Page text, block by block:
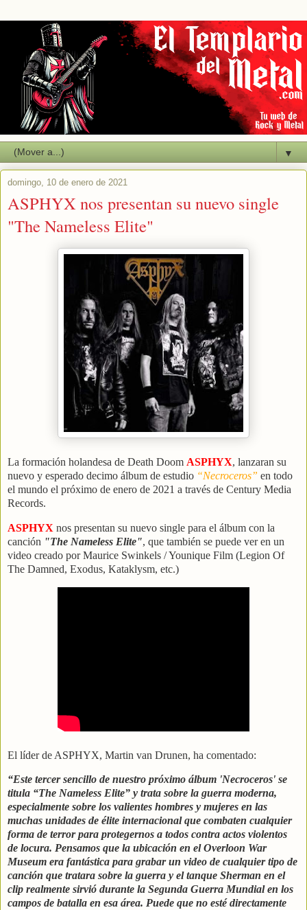
▼
domingo, 10 de enero de 2021
ASPHYX nos presentan su nuevo single
"The Nameless Elite"
La formación holandesa de Death Doom ASPHYX, lanzaran su
nuevo y esperado decimo álbum de estudio “Necroceros” en todo
el mundo el próximo de enero de 2021 a través de Century Media
Records.
ASPHYX nos presentan su nuevo single para el álbum con la
canción "The Nameless Elite", que también se puede ver en un
video creado por Maurice Swinkels / Younique Film (Legion Of
The Damned, Exodus, Kataklysm, etc.)
El líder de ASPHYX, Martin van Drunen, ha comentado:
“Este tercer sencillo de nuestro próximo álbum 'Necroceros' se
titula “The Nameless Elite” y trata sobre la guerra moderna,
especialmente sobre los valientes hombres y mujeres en las
muchas unidades de élite internacional que combaten cualquier
forma de terror para protegernos a todos contra actos violentos
de locura. Pensamos que la ubicación en el Overloon War
Museum era fantástica para grabar un video de cualquier tipo de
canción que tratara sobre la guerra y el tanque Sherman en el
clip realmente sirvió durante la Segunda Guerra Mundial en los
campos de batalla en esa área. Puede que no esté directamente